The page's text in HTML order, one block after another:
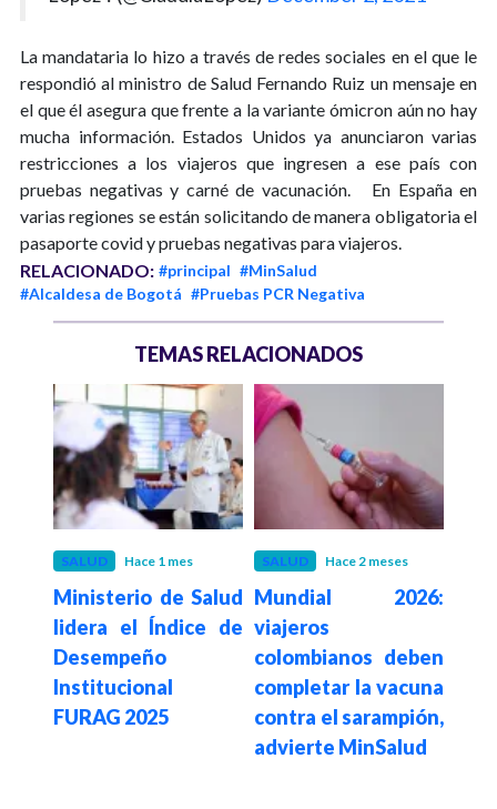
La mandataria lo hizo a través de redes sociales en el que le
respondió al ministro de Salud Fernando Ruiz un mensaje en
el que él asegura que frente a la variante ómicron aún no hay
mucha información. Estados Unidos ya anunciaron varias
restricciones a los viajeros que ingresen a ese país con
pruebas negativas y carné de vacunación. En España en
varias regiones se están solicitando de manera obligatoria el
pasaporte covid y pruebas negativas para viajeros.
RELACIONADO: #principal #MinSalud
#Alcaldesa de Bogotá #Pruebas PCR Negativa
TEMAS RELACIONADOS
SALUD Hace 1 mes
Ministerio de Salud
lidera el Índice de
Desempeño
Institucional
FURAG 2025
SALUD Hace 2 meses
Mundial 2026:
viajeros
colombianos deben
completar la vacuna
contra el sarampión,
advierte MinSalud